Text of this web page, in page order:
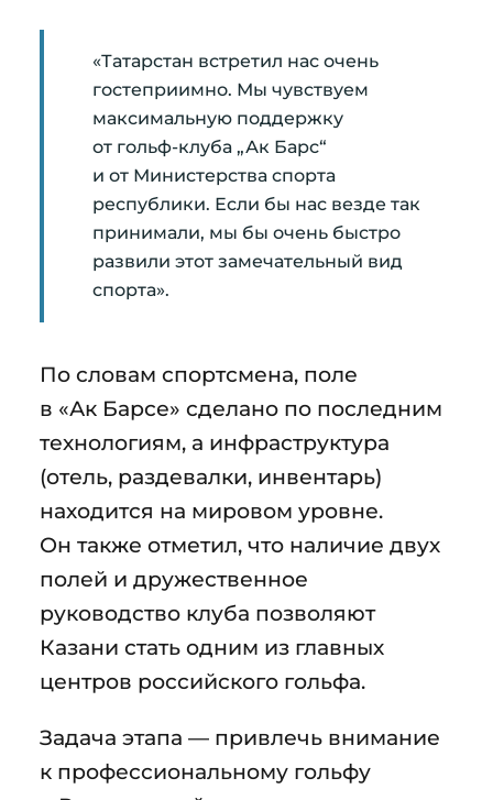
«Татарстан встретил нас очень
гостеприимно. Мы чувствуем
максимальную поддержку
от гольф-клуба „Ак Барс“
и от Министерства спорта
республики. Если бы нас везде так
принимали, мы бы очень быстро
развили этот замечательный вид
спорта».
По словам спортсмена, поле
в «Ак Барсе» сделано по последним
технологиям, а инфраструктура
(отель, раздевалки, инвентарь)
находится на мировом уровне.
Он также отметил, что наличие двух
полей и дружественное
руководство клуба позволяют
Казани стать одним из главных
центров российского гольфа.
Задача этапа — привлечь внимание
к профессиональному гольфу